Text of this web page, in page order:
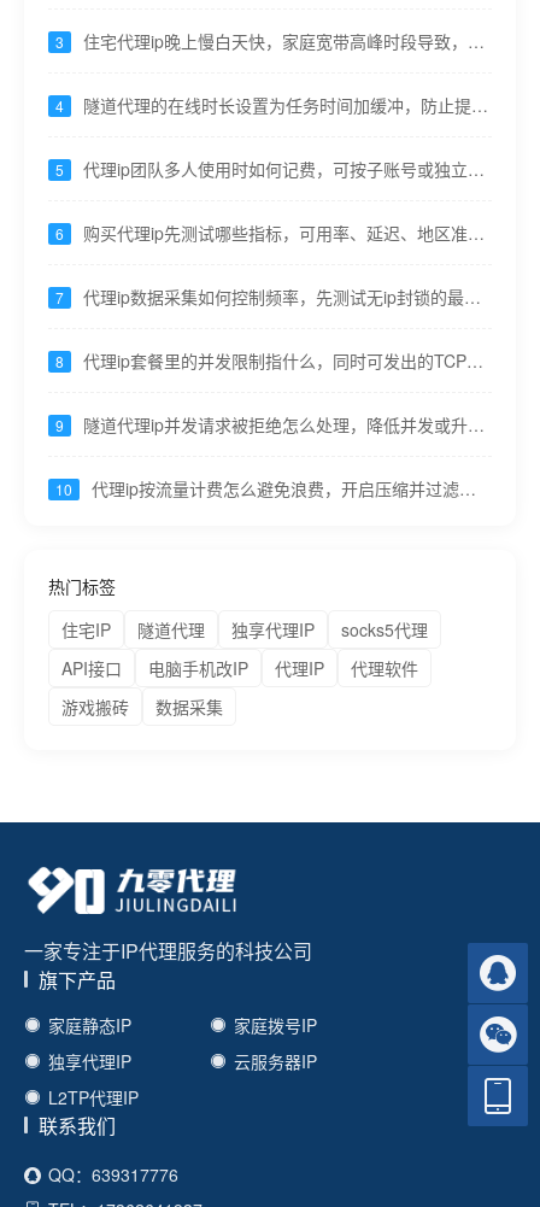
3
住宅代理ip晚上慢白天快，家庭宽带高峰时段导致，重
4
隧道代理的在线时长设置为任务时间加缓冲，防止提前
5
代理ip团队多人使用时如何记费，可按子账号或独立隧
6
购买代理ip先测试哪些指标，可用率、延迟、地区准确
7
代理ip数据采集如何控制频率，先测试无ip封锁的最大
8
代理ip套餐里的并发限制指什么，同时可发出的TCP连
9
隧道代理ip并发请求被拒绝怎么处理，降低并发或升级
10
代理ip按流量计费怎么避免浪费，开启压缩并过滤无
热门标签
住宅IP
隧道代理 独享代理IP
socks5代理
API接口
电脑手机改IP 代理IP
代理软件
游戏搬砖
数据采集
一家专注于IP代理服务的科技公司
旗下产品
家庭静态IP
家庭拨号IP
独享代理IP
云服务器IP
L2TP代理IP
联系我们
QQ：639317776